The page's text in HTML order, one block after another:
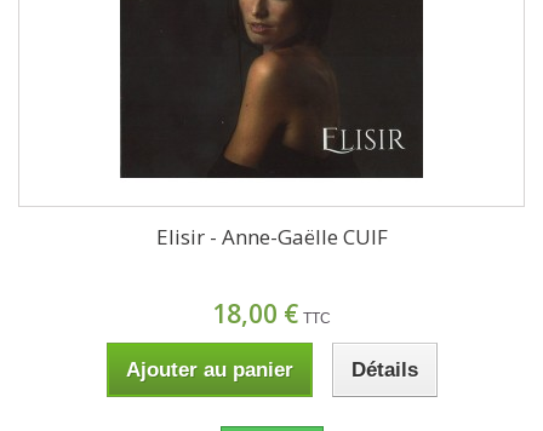
Elisir - Anne-Gaëlle CUIF
18,00 € TTC
Ajouter au panier Détails